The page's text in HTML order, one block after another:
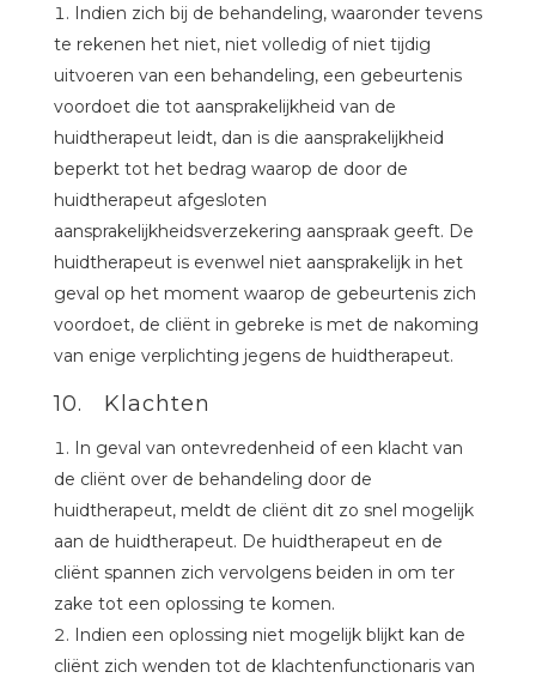
Indien zich bij de behandeling, waaronder tevens
te rekenen het niet, niet volledig of niet tijdig
uitvoeren van een behandeling, een gebeurtenis
voordoet die tot aansprakelijkheid van de
huidtherapeut leidt, dan is die aansprakelijkheid
beperkt tot het bedrag waarop de door de
huidtherapeut afgesloten
aansprakelijkheidsverzekering aanspraak geeft. De
huidtherapeut is evenwel niet aansprakelijk in het
geval op het moment waarop de gebeurtenis zich
voordoet, de cliënt in gebreke is met de nakoming
van enige verplichting jegens de huidtherapeut.
10. Klachten
In geval van ontevredenheid of een klacht van
de cliënt over de behandeling door de
huidtherapeut, meldt de cliënt dit zo snel mogelijk
aan de huidtherapeut. De huidtherapeut en de
cliënt spannen zich vervolgens beiden in om ter
zake tot een oplossing te komen.
Indien een oplossing niet mogelijk blijkt kan de
cliënt zich wenden tot de klachtenfunctionaris van